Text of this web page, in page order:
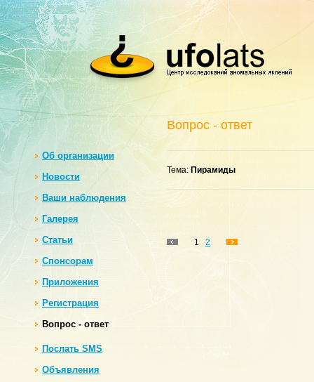
Oб организации
Новости
Ваши наблюдения
Галерея
Статьи
Спонсорам
Приложения
Регистрация
Вопрос - ответ
Послать SMS
Объявления
Вопрос - ответ
Тема: Пирамиды
1 2